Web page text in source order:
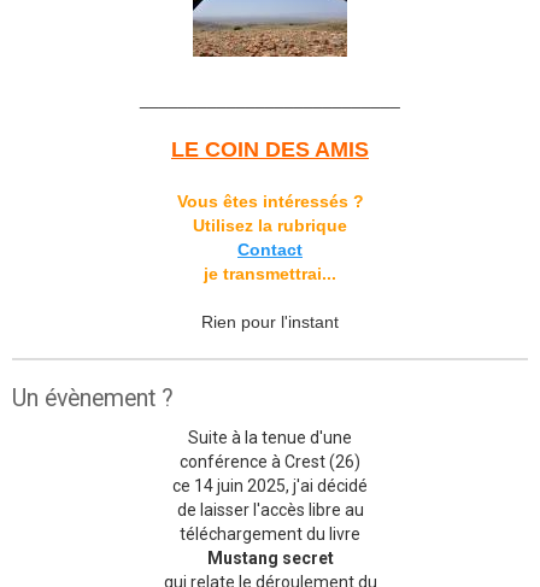
LE COIN DES AMIS
Vous êtes intéressés ?
Utilisez la rubrique
Contact
je transmettrai...
Rien pour l'instant
Un évènement ?
Suite à la tenue d'une
conférence à Crest (26)
ce 14 juin 2025, j'ai décidé
de laisser l'accès libre au
téléchargement du livre
Mustang secret
qui relate le déroulement du